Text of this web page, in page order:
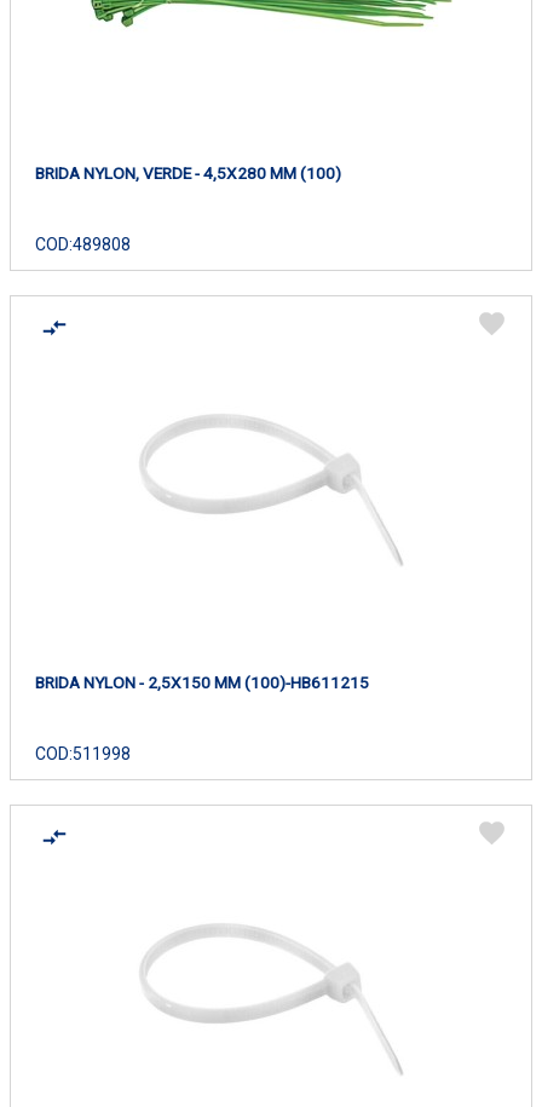
BRIDA NYLON, VERDE - 4,5X280 MM (100)
COD:489808
BRIDA NYLON - 2,5X150 MM (100)-HB611215
COD:511998